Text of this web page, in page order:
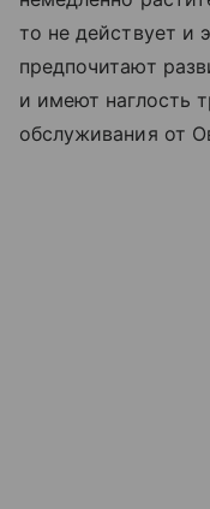
то не действует и
предпочитают
и имеют наглость
обслуживания от